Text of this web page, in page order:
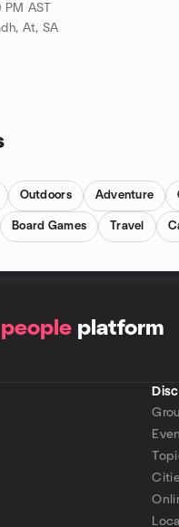
AST
At, SA
Outdoors Adventure
Board Games Travel
people platform